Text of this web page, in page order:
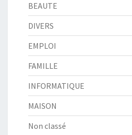
BEAUTE
DIVERS
EMPLOI
FAMILLE
INFORMATIQUE
MAISON
Non classé